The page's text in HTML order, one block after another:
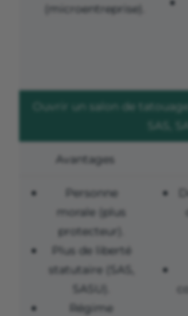
(microentreprise).
Ouvrir un salon de
Avantages
Personne
morale (plus
protecteur).
Plus de liberté
statutaire (SAS,
SASU).
Régime